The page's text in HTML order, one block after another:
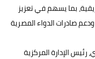
بما يسهم في تعزيز
صادرات الدواء المصرية
رئيس الإدارة المركزية